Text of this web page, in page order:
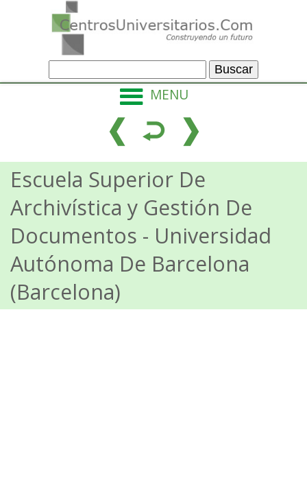
MENU
Escuela Superior De
Archivística y Gestión De
Documentos - Universidad
Autónoma De Barcelona
(Barcelona)